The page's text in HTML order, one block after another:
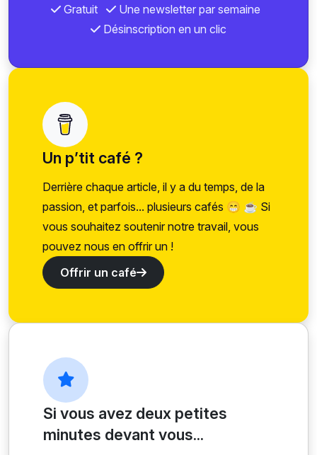
Gratuit
Une newsletter par semaine
Désinscription en un clic
Un p’tit café ?
Derrière chaque article, il y a du temps, de la
passion, et parfois... plusieurs cafés 😁 ☕ Si
vous souhaitez soutenir notre travail, vous
pouvez nous en offrir un !
Offrir un café
Si vous avez deux petites
minutes devant vous...